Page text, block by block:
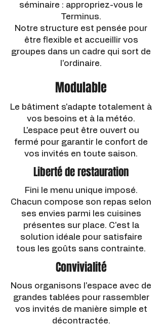
séminaire : appropriez-vous le
Terminus.
Notre structure est pensée pour
être flexible et accueillir vos
groupes dans un cadre qui sort de
l'ordinaire.
Modulable
Le bâtiment s'adapte totalement à
vos besoins et à la météo.
L'espace peut être ouvert ou
fermé pour garantir le confort de
vos invités en toute saison.
Liberté de restauration
Fini le menu unique imposé.
Chacun compose son repas selon
ses envies parmi les cuisines
présentes sur place. C'est la
solution idéale pour satisfaire
tous les goûts sans contrainte.​
Convivialité
Nous organisons l'espace avec de
grandes tablées pour rassembler
vos invités de manière simple et
décontractée.